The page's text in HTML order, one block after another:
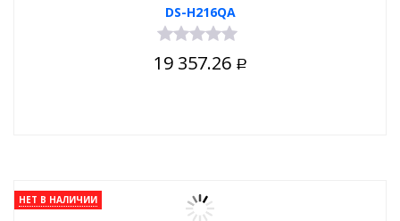
DS-H216QA
19 357.26 Р
НЕТ В НАЛИЧИИ